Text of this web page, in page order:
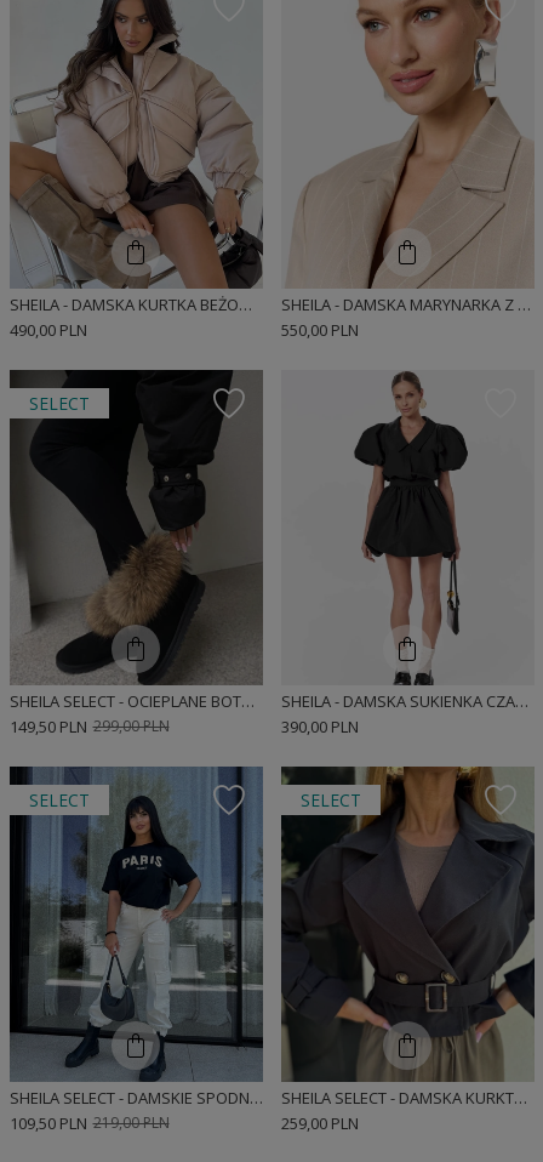
SHEILA - DAMSKA KURTKA BEŻOWA OCIEPLANA Z KIESZENIAMI 'ELVI'
490,00 PLN
SHEILA - DAMSKA MARYNARKA Z POSZERZANĄ LINIĄ RAMION BEŻOWA 'OTIS'
550,00 PLN
SELECT
SHEILA SELECT - OCIEPLANE BOTKI ZIMOWE DAMSKIE CZARNE 'NESTOR BLACK'
299,00 PLN
149,50 PLN
SHEILA - DAMSKA SUKIENKA CZARNA O KROJU BOMBKI KOSZULOWA MINI 'MUNRE'
390,00 PLN
SELECT
SHEILA SELECT - DAMSKIE SPODNIE BOJÓWKI BEŻOWE 'TORI BEIGE'
219,00 PLN
109,50 PLN
SELECT
SHEILA SELECT - DAMSKA KURKTA CZARNA PARKA 'DEMI'
259,00 PLN